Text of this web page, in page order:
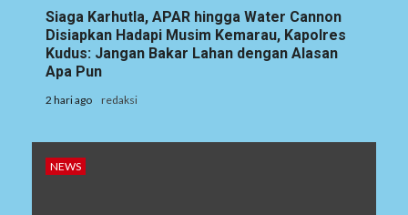
Siaga Karhutla, APAR hingga Water Cannon
Disiapkan Hadapi Musim Kemarau, Kapolres
Kudus: Jangan Bakar Lahan dengan Alasan
Apa Pun
2 hari ago redaksi
NEWS